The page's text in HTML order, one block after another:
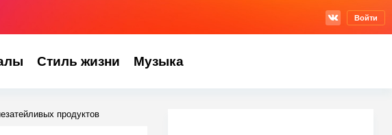
Войти
Стиль жизни Музыка
продуктов